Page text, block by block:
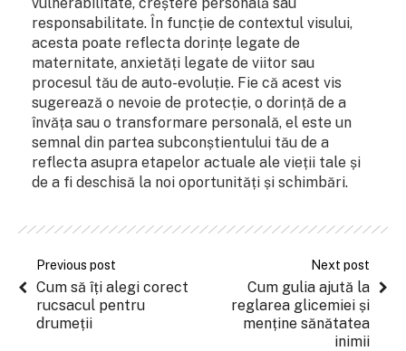
responsabilitate. În funcție de contextul visului,
acesta poate reflecta dorințe legate de
maternitate, anxietăți legate de viitor sau
procesul tău de auto-evoluție. Fie că acest vis
sugerează o nevoie de protecție, o dorință de a
învăța sau o transformare personală, el este un
semnal din partea subconștientului tău de a
reflecta asupra etapelor actuale ale vieții tale și
de a fi deschisă la noi oportunități și schimbări.
Previous post
Cum să îți alegi corect
rucsacul pentru
drumeții
Next post
Cum gulia ajută la
reglarea glicemiei și
menține sănătatea
inimii